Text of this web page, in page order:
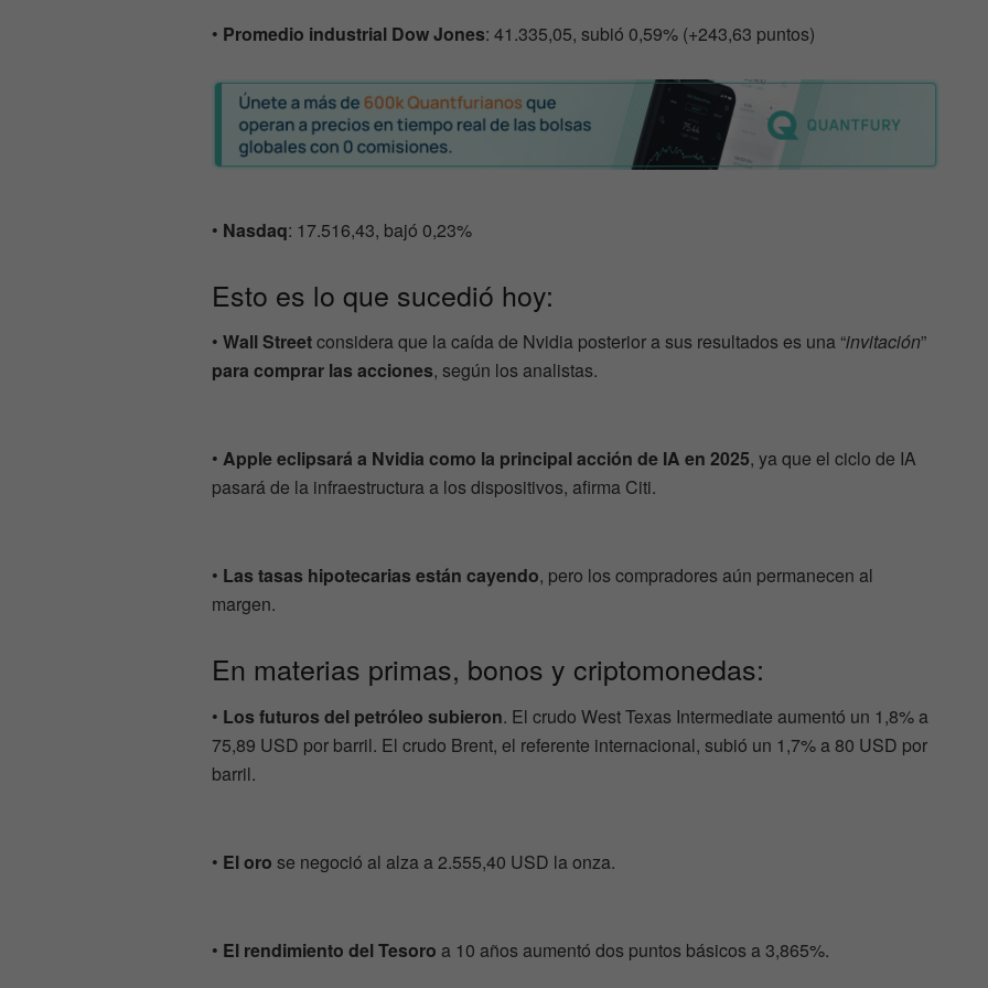
• Promedio industrial Dow Jones: 41.335,05, subió 0,59% (+243,63 puntos)
• Nasdaq: 17.516,43, bajó 0,23%
Esto es lo que sucedió hoy:
• Wall Streetconsidera que la caída de Nvidia posterior a sus resultados es una “invitación”
para comprar las acciones, según los analistas.
• Apple eclipsará a Nvidia como la principal acción de IA en 2025, ya que el ciclo de IA
pasará de la infraestructura a los dispositivos, afirma Citi.
• Las tasas hipotecarias están cayendo, pero los compradores aún permanecen al
margen.
En materias primas, bonos y criptomonedas:
• Los futuros del petróleo subieron. El crudo West Texas Intermediate aumentó un 1,8% a
75,89 USD por barril. El crudo Brent, el referente internacional, subió un 1,7% a 80 USD por
barril.
• El oro se negoció al alza a 2.555,40 USD la onza.
• El rendimiento del Tesoro a 10 años aumentó dos puntos básicos a 3,865%.